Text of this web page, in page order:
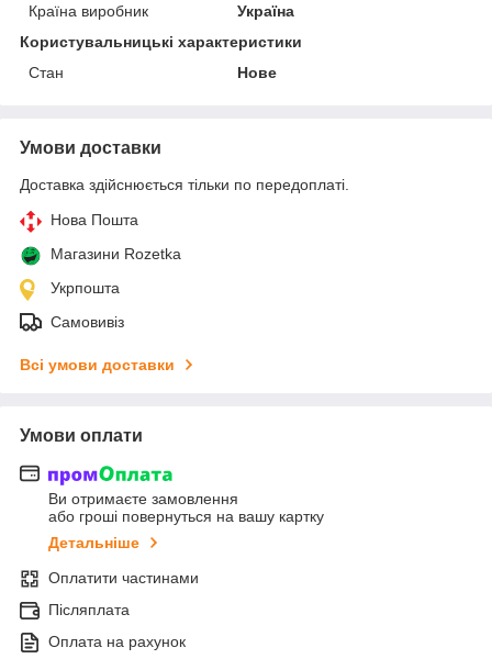
Країна виробник
Україна
Користувальницькі характеристики
Стан
Нове
Умови доставки
Доставка здійснюється тільки по передоплаті.
Нова Пошта
Магазини Rozetka
Укрпошта
Самовивіз
Всі умови доставки
Умови оплати
Ви отримаєте замовлення
або гроші повернуться на вашу картку
Детальніше
Оплатити частинами
Післяплата
Оплата на рахунок